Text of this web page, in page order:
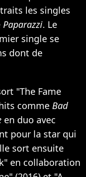
les singles
Paparazzi. Le
single se
dont de
"The Fame
comme Bad
en duo avec
pour la star qui
sort ensuite
en collaboration